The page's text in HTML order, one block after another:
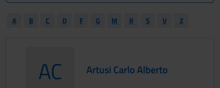
A B C D F G M R S V Z
ACArtusiCarlo AlbertoArtusi Carlo Alberto